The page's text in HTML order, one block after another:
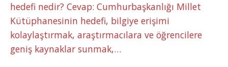
hedefi nedir? Cevap: Cumhurbaşkanlığı Millet
Kütüphanesinin hedefi, bilgiye erişimi
kolaylaştırmak, araştırmacılara ve öğrencilere
geniş kaynaklar sunmak,…